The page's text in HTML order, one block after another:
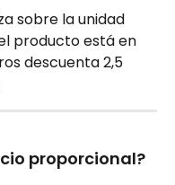
sobre la unidad
producto está en
descuenta 2,5
proporcional?